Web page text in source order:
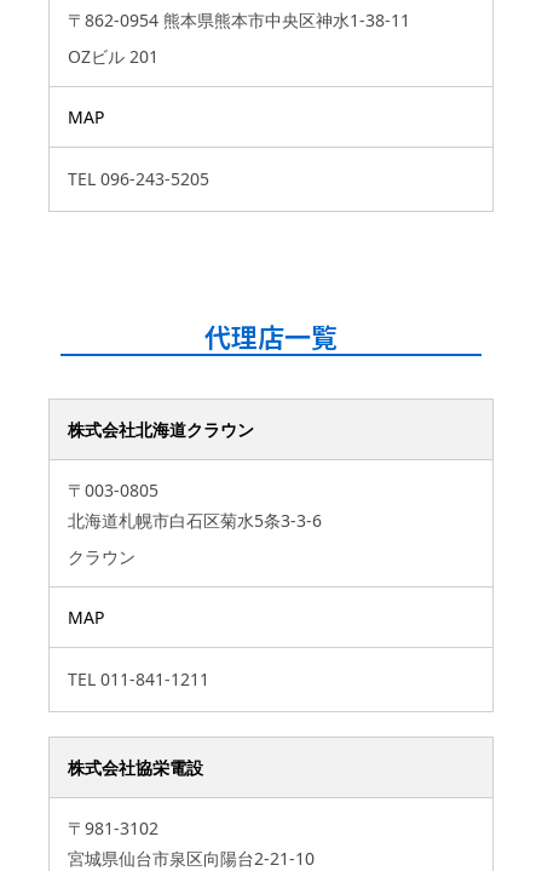
〒862-0954 熊本県熊本市中央区神水1-38-11
OZビル 201
MAP
TEL 096-243-5205
代理店一覧
株式会社北海道クラウン
〒003-0805
北海道札幌市白石区菊水5条3-3-6
クラウン
MAP
TEL 011-841-1211
株式会社協栄電設
〒981-3102
宮城県仙台市泉区向陽台2-21-10